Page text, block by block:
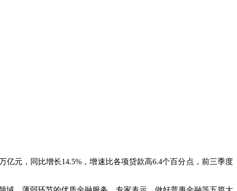
元，同比增长14.5%，增速比各项贷款高6.4个百分点，前三季度